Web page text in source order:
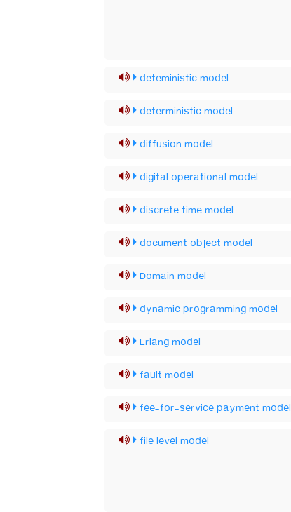
deteministic model
deterministic model
diffusion model
digital operational model
discrete time model
document object model
Domain model
dynamic programming model
Erlang model
fault model
fee-for-service payment model
file level model